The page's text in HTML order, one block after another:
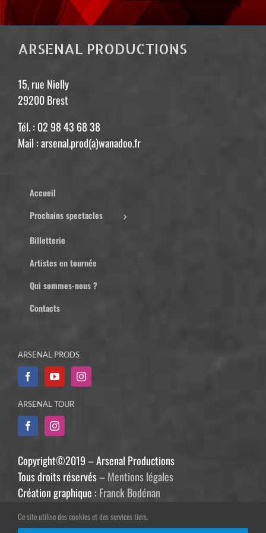
ARSENAL PRODUCTIONS
15, rue Nielly
29200 Brest
Tél. : 02 98 43 68 38
Mail : arsenal.prod(a)wanadoo.fr
Accueil
Prochains spectacles
Billetterie
Artistes en tournée
Qui sommes-nous ?
Contacts
ARSENAL PRODS
ARSENAL TOUR
Copyright©2019 – Arsenal Productions
Tous droits réservés –Mentions légales
Création graphique : Franck Bodénan
Ce site utilise des cookies et des services tiers.